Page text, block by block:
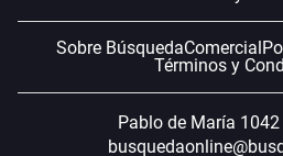
Sobre BúsquedaComercial
Términos y
Pablo de María